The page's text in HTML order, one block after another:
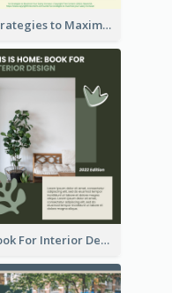
Strategies to Maximize Your Salary Increase
Book For Interior Design Booklet